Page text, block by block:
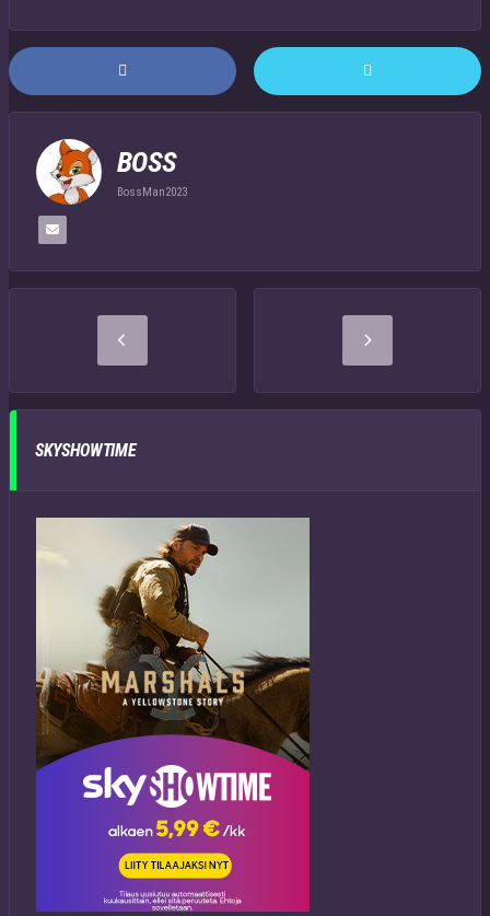
BOSS
BossMan2023
SKYSHOWTIME